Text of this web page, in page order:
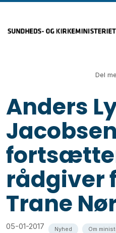
Del
Anders
Jacobsen
rådgiver
Trane
05-01-2017 Nyhed Om